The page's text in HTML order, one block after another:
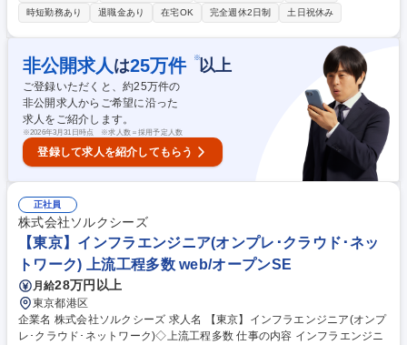
設計、構築、保守、運用を行っていただきます。 プロジェクトへのチーム
としてのアサインの際に、とりまとめとしての役割を期待しております。
【具体的には】お客様に対して、 ■クレジット・銀行・証券・運輸などの
システム更改や保守作業■各種サーバ設計/構築/保守■ネットワーク環境お
よびクラウド環境の設計/構築/保守■RPA設計/構築、等を行っていただき
ます。 募集職種 ベテラン歓迎【東京】インフラエンジニア(オンプレ･ク
ラウド･ネットワーク)
時短勤務あり
退職金あり 在宅OK 完全週休2日制 土日祝休み
非公開求人 は25万件 ※以上
ご登録いただくと、約25万件の
非公開求人からご希望に沿った
求人をご紹介します。
※2026年3月31日時点 ※求人数＝採用予定人数
登録して求人を紹介してもらう
正社員
株式会社ソルクシーズ
【東京】インフラエンジニア(オンプレ･クラウド･ネッ
トワーク) 上流工程多数 web/オープンSE
月給28万円以上
東京都港区
企業名 株式会社ソルクシーズ 求人名 【東京】インフラエンジニア(オンプ
レ･クラウド･ネットワーク)◇上流工程多数 仕事の内容 インフラエンジニ